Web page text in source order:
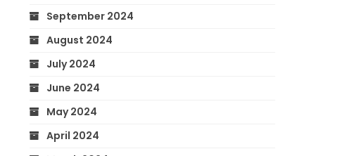
September 2024
August 2024
July 2024
June 2024
May 2024
April 2024